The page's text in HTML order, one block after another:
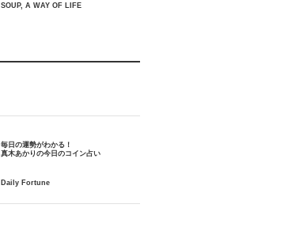
SOUP, A WAY OF LIFE
毎日の運勢がわかる！